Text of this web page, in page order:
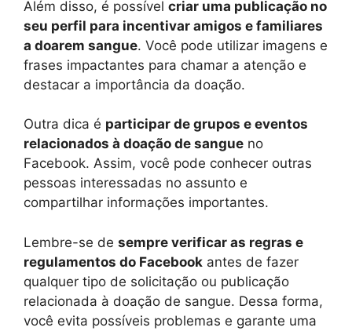
Além disso, é possível criar uma publicação no
seu perfil para incentivar amigos e familiares
a doarem sangue. Você pode utilizar imagens e
frases impactantes para chamar a atenção e
destacar a importância da doação.
Outra dica é participar de grupos e eventos
relacionados à doação de sangue no
Facebook. Assim, você pode conhecer outras
pessoas interessadas no assunto e
compartilhar informações importantes.
Lembre-se de sempre verificar as regras e
regulamentos do Facebook antes de fazer
qualquer tipo de solicitação ou publicação
relacionada à doação de sangue. Dessa forma,
você evita possíveis problemas e garante uma